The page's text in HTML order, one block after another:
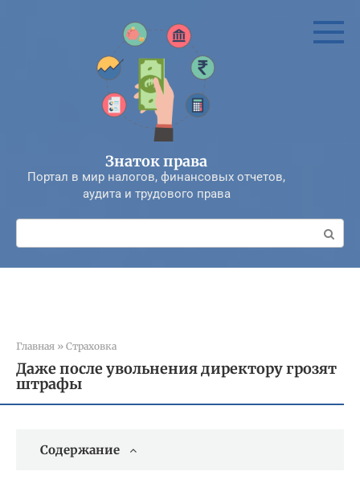
Знаток права
Портал в мир налогов, финансовых отчетов,
аудита и трудового права
Поиск:
Главная » Страховка
Даже после увольнения директору грозят
штрафы
Содержание